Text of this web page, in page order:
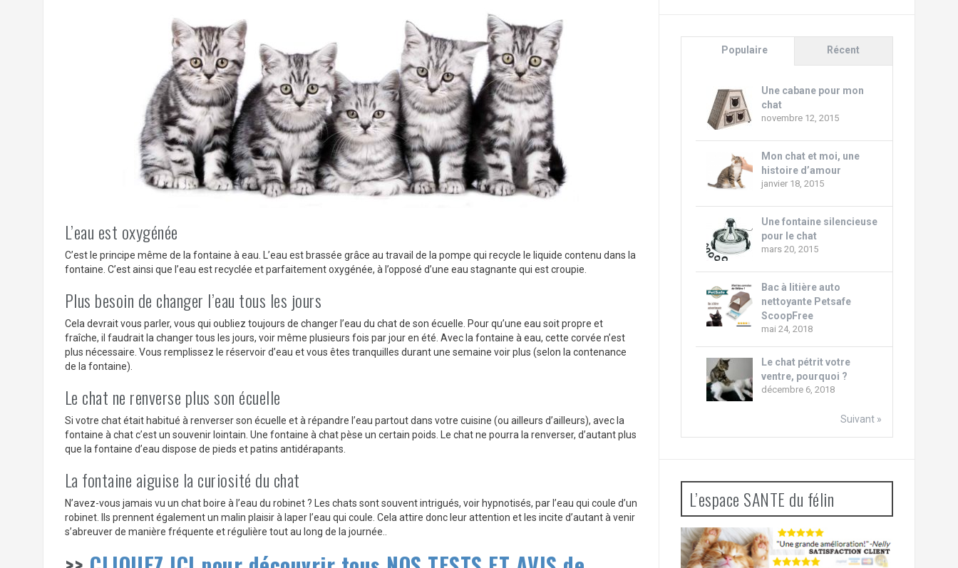
L’eau est oxygénée
C’est le principe même de la fontaine à eau. L’eau est brassée grâce au travail de la pompe qui recycle le liquide contenu dans la
fontaine. C’est ainsi que l’eau est recyclée et parfaitement oxygénée, à l’opposé d’une eau stagnante qui est croupie.
Plus besoin de changer l’eau tous les jours
Cela devrait vous parler, vous qui oubliez toujours de changer l’eau du chat de son écuelle. Pour qu’une eau soit propre et
fraîche, il faudrait la changer tous les jours, voir même plusieurs fois par jour en été. Avec la fontaine à eau, cette corvée n’est
plus nécessaire. Vous remplissez le réservoir d’eau et vous êtes tranquilles durant une semaine voir plus (selon la contenance
de la fontaine).
Le chat ne renverse plus son écuelle
Si votre chat était habitué à renverser son écuelle et à répandre l’eau partout dans votre cuisine (ou ailleurs d’ailleurs), avec la
fontaine à chat c’est un souvenir lointain. Une fontaine à chat pèse un certain poids. Le chat ne pourra la renverser, d’autant plus
que la fontaine d’eau dispose de pieds et patins antidérapants.
La fontaine aiguise la curiosité du chat
N’avez-vous jamais vu un chat boire à l’eau du robinet ? Les chats sont souvent intrigués, voir hypnotisés, par l’eau qui coule d’un
robinet. Ils prennent également un malin plaisir à laper l’eau qui coule. Cela attire donc leur attention et les incite d’autant à venir
s’abreuver de manière fréquente et régulière tout au long de la journée..
Populaire Récent
Une cabane pour mon
chat
novembre 12, 2015
Mon chat et moi, une
histoire d’amour
janvier 18, 2015
Une fontaine silencieuse
pour le chat
mars 20, 2015
Bac à litière auto
nettoyante Petsafe
ScoopFree
mai 24, 2018
Le chat pétrit votre
ventre, pourquoi ?
décembre 6, 2018
Suivant »
L’espace SANTE du félin